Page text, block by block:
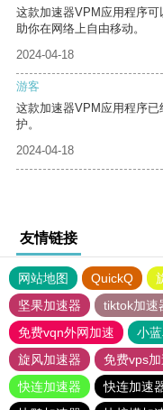
这款加速器VPM应用程序
助你在网络上自由移动。
2024-04-18
游客
这款加速器VPM应用程序
护。
2024-04-18
友情链接
网站地图 QuickQ
坚果加速器
tiktok加速
免费vqn外网加速
小
旋风加速器
免费vps
快连加速器
快连加速